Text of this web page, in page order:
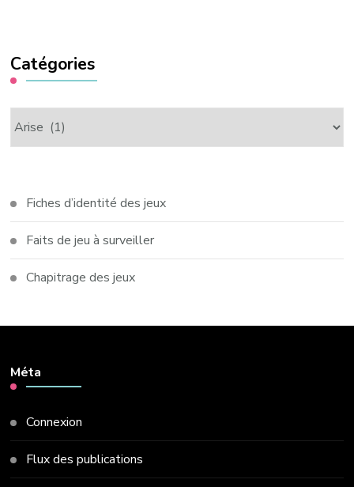
Catégories
Catégories
Fiches d’identité des jeux
Faits de jeu à surveiller
Chapitrage des jeux
Méta
Connexion
Flux des publications